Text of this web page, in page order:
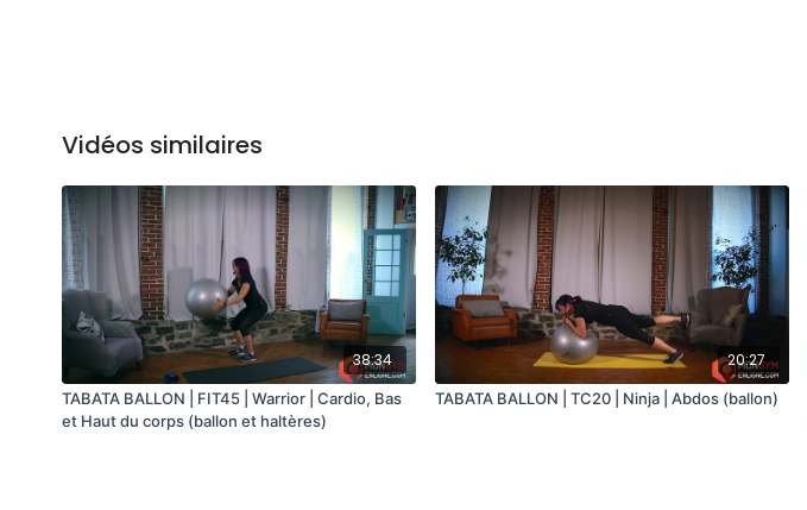
Vidéos similaires
38:34
TABATA BALLON | FIT45 | Warrior | Cardio, Bas
et Haut du corps (ballon et haltères)
20:27
TABATA BALLON | TC20 | Ninja | Abdos (ballon)